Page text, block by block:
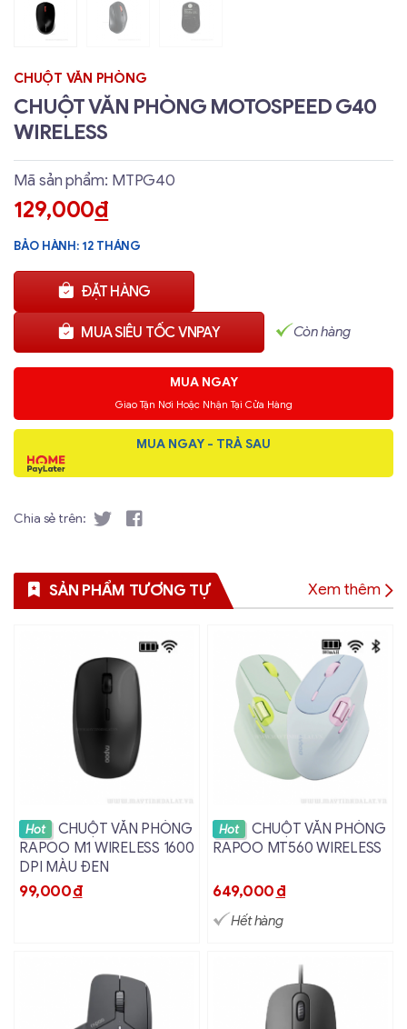
CHUỘT VĂN PHÒNG
CHUỘT VĂN PHÒNG MOTOSPEED G40
WIRELESS
Mã sản phẩm: MTPG40
129,000đ
BẢO HÀNH: 12 THÁNG
ĐẶT HÀNG
MUA SIÊU TỐC VNPAY Còn hàng
MUA NGAY
Giao Tận Nơi Hoặc Nhận Tại Cửa Hàng
MUA NGAY - TRẢ SAU
Chia sẻ trên:
SẢN PHẨM TƯƠNG TỰ Xem thêm
Xem chi tiết
Hot
CHUỘT VĂN PHÒNG
RAPOO M1 WIRELESS 1600
DPI MÀU ĐEN
99,000đ
Xem chi tiết
Hot
CHUỘT VĂN PHÒNG
RAPOO MT560 WIRELESS
649,000đ
Hết hàng